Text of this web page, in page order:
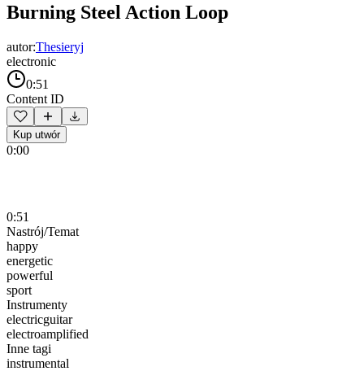
Burning Steel Action Loop
autor:Thesieryj
electronic
0:51
Content ID
Kup utwór
0:00
0:51
Nastrój/Temat
happy
energetic
powerful
sport
Instrumenty
electricguitar
electroamplified
Inne tagi
instrumental